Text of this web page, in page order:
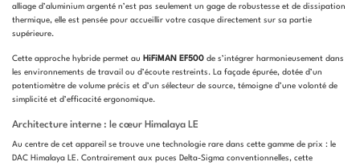
alliage d’aluminium argenté n’est pas seulement un gage de robustesse et de dissipation
thermique, elle est pensée pour accueillir votre casque directement sur sa partie
supérieure.
Cette approche hybride permet au HiFiMAN EF500 de s’intégrer harmonieusement dans
les environnements de travail ou d’écoute restreints. La façade épurée, dotée d’un
potentiomètre de volume précis et d’un sélecteur de source, témoigne d’une volonté de
simplicité et d’efficacité ergonomique.
Architecture interne : le cœur Himalaya LE
Au centre de cet appareil se trouve une technologie rare dans cette gamme de prix : le
DAC Himalaya LE. Contrairement aux puces Delta-Sigma conventionnelles, cette